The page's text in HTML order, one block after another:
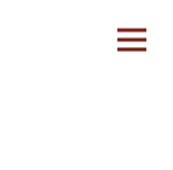
切换